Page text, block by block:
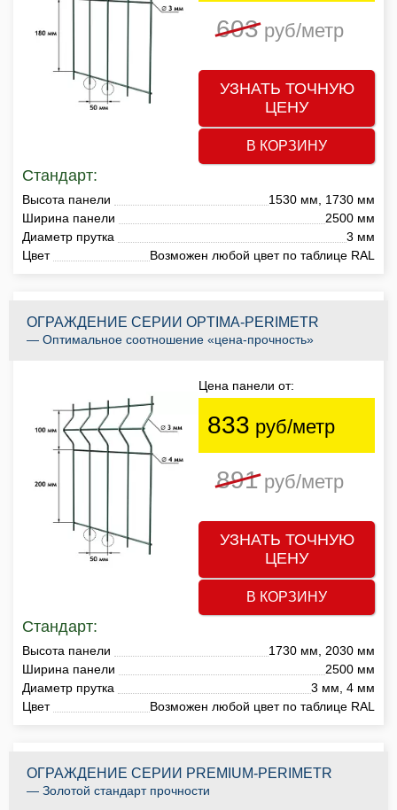
603руб/метр
УЗНАТЬ ТОЧНУЮ
ЦЕНУ
В КОРЗИНУ
Стандарт:
Высота панели
1530 мм, 1730 мм
Ширина панели
2500 мм
Диаметр прутка
3 мм
Цвет
Возможен любой цвет по таблице RAL
ОГРАЖДЕНИЕ СЕРИИ OPTIMA-PERIMETR
— Оптимальное соотношение «цена-прочность»
Цена панели от:
833 руб/метр
891руб/метр
УЗНАТЬ ТОЧНУЮ
ЦЕНУ
В КОРЗИНУ
Стандарт:
Высота панели
1730 мм, 2030 мм
Ширина панели
2500 мм
Диаметр прутка
3 мм, 4 мм
Цвет
Возможен любой цвет по таблице RAL
ОГРАЖДЕНИЕ СЕРИИ PREMIUM-PERIMETR
— Золотой стандарт прочности